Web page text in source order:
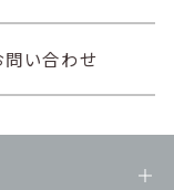
問い合わせ